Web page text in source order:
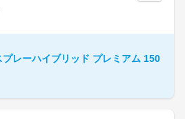
レーハイブリッド プレミアム 150